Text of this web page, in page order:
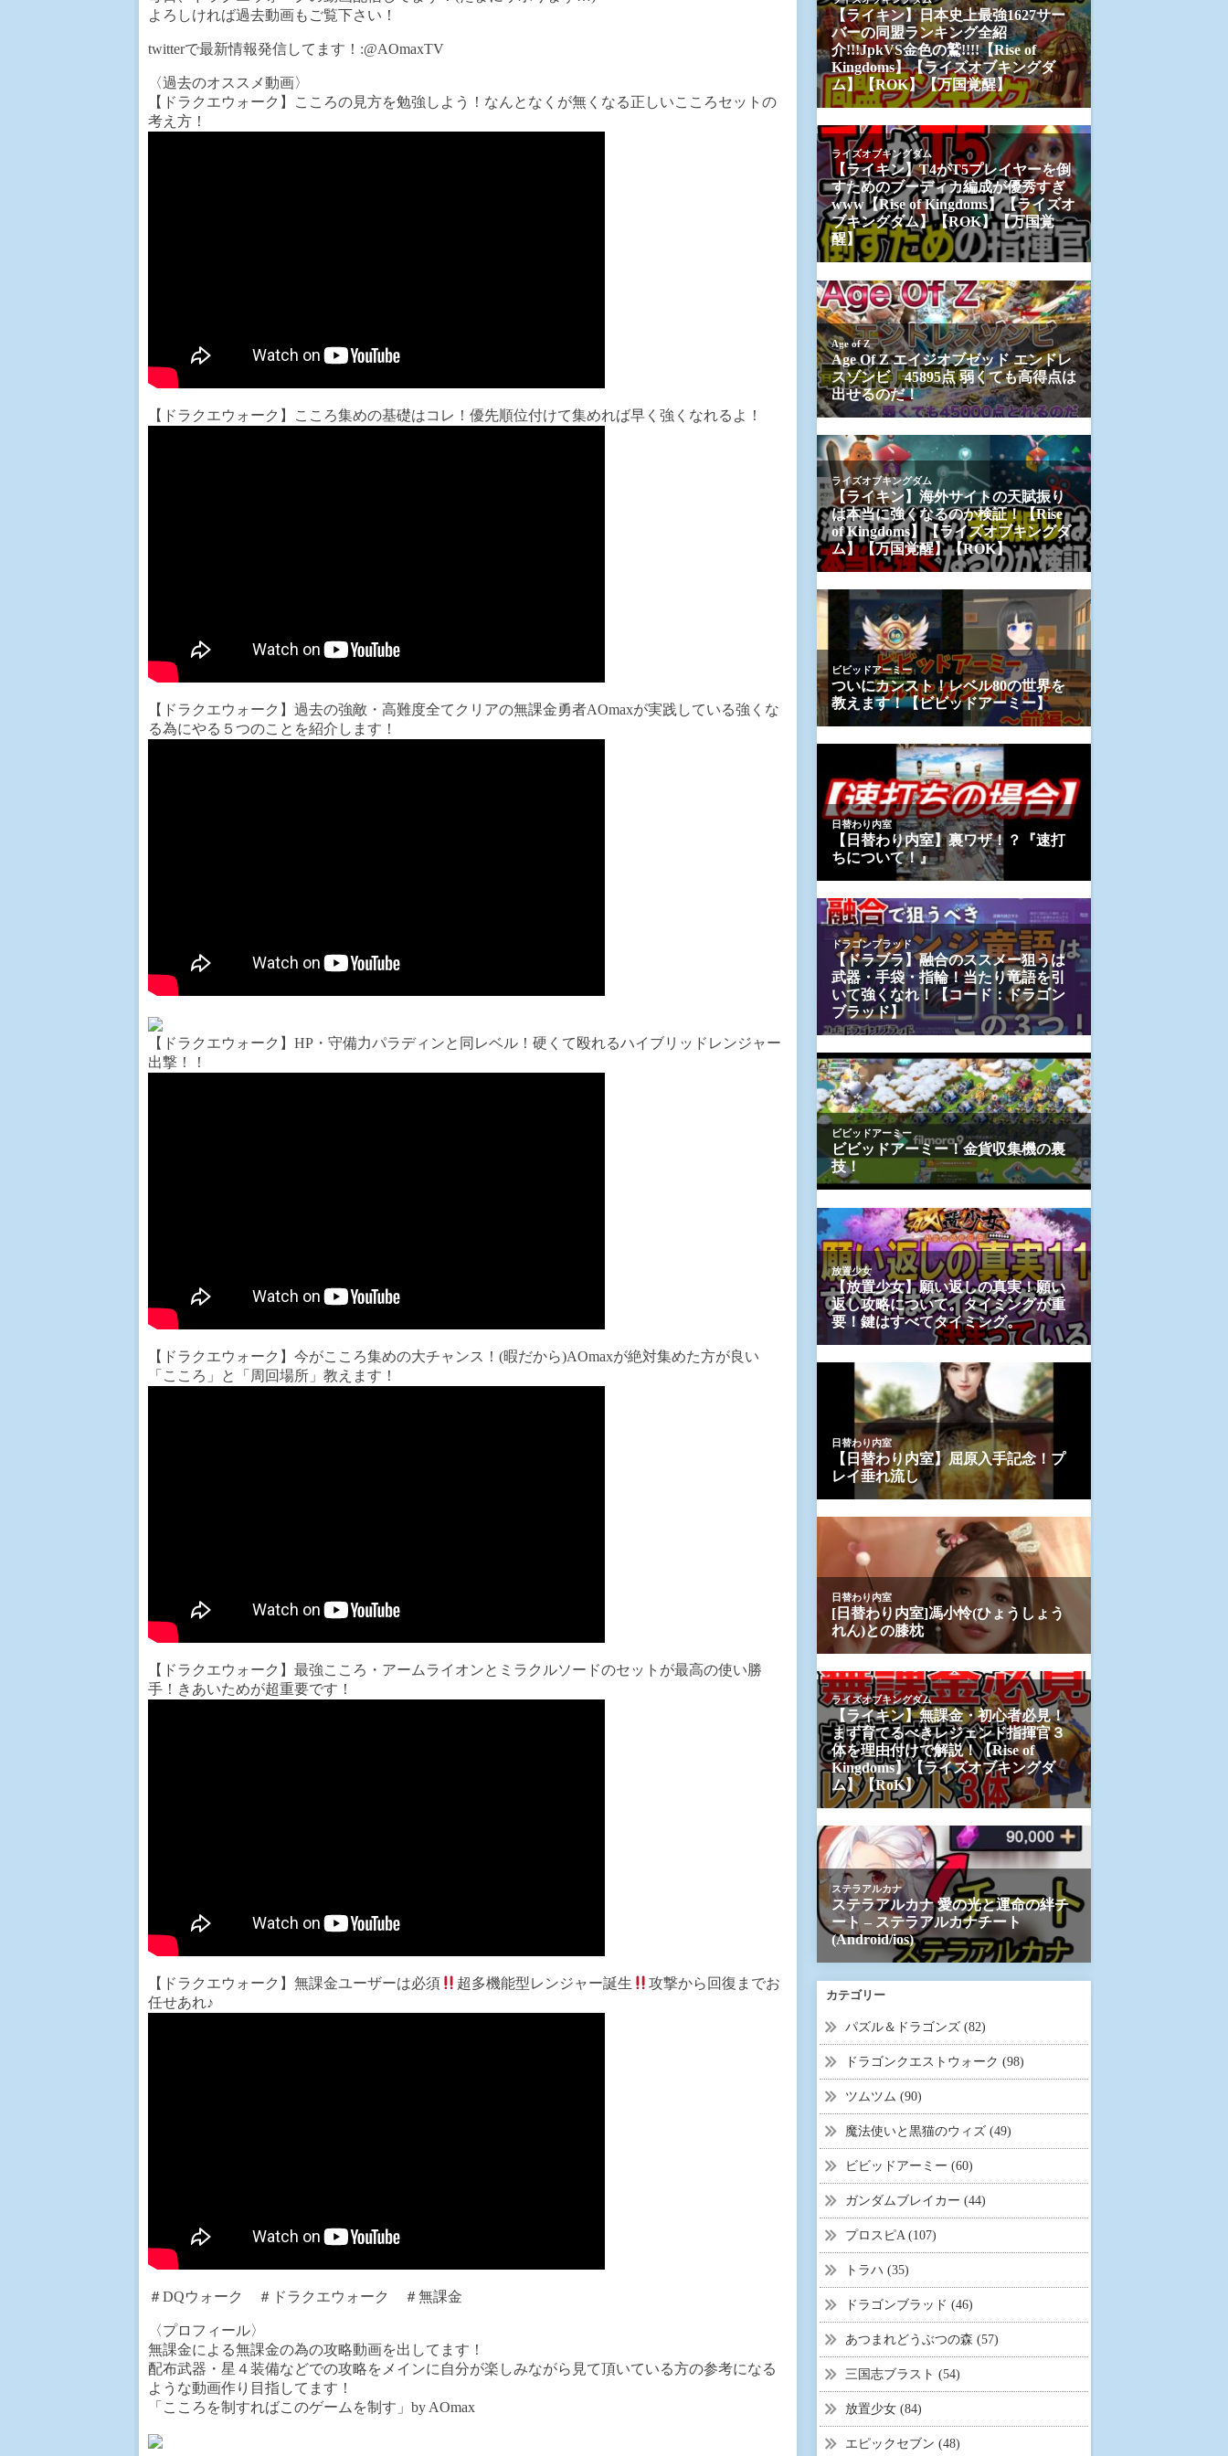
よろしければ過去動画もご覧下さい！
twitterで最新情報発信してます！:@AOmaxTV
〈過去のオススメ動画〉
【ドラクエウォーク】こころの見方を勉強しよう！なんとなくが無くなる正しいこころセットの
考え方！
【ドラクエウォーク】こころ集めの基礎はコレ！優先順位付けて集めれば早く強くなれるよ！
【ドラクエウォーク】過去の強敵・高難度全てクリアの無課金勇者AOmaxが実践している強くな
る為にやる５つのことを紹介します！
【ドラクエウォーク】HP・守備力パラディンと同レベル！硬くて殴れるハイブリッドレンジャー
出撃！！
【ドラクエウォーク】今がこころ集めの大チャンス！(暇だから)AOmaxが絶対集めた方が良い
「こころ」と「周回場所」教えます！
【ドラクエウォーク】最強こころ・アームライオンとミラクルソードのセットが最高の使い勝
手！きあいためが超重要です！
【ドラクエウォーク】無課金ユーザーは必須 超多機能型レンジャー誕生
攻撃から回復までお
任せあれ♪
＃DQウォーク ＃ドラクエウォーク ＃無課金
〈プロフィール〉
無課金による無課金の為の攻略動画を出してます！
配布武器・星４装備などでの攻略をメインに自分が楽しみながら見て頂いている方の参考になる
ような動画作り目指してます！
「こころを制すればこのゲームを制す」by AOmax
カテゴリー
パズル＆ドラゴンズ (82)
ドラゴンクエストウォーク (98)
ツムツム (90)
魔法使いと黒猫のウィズ (49)
ビビッドアーミー (60)
ガンダムブレイカー (44)
プロスピA (107)
トラハ (35)
ドラゴンブラッド (46)
あつまれどうぶつの森 (57)
三国志ブラスト (54)
放置少女 (84)
エピックセブン (48)